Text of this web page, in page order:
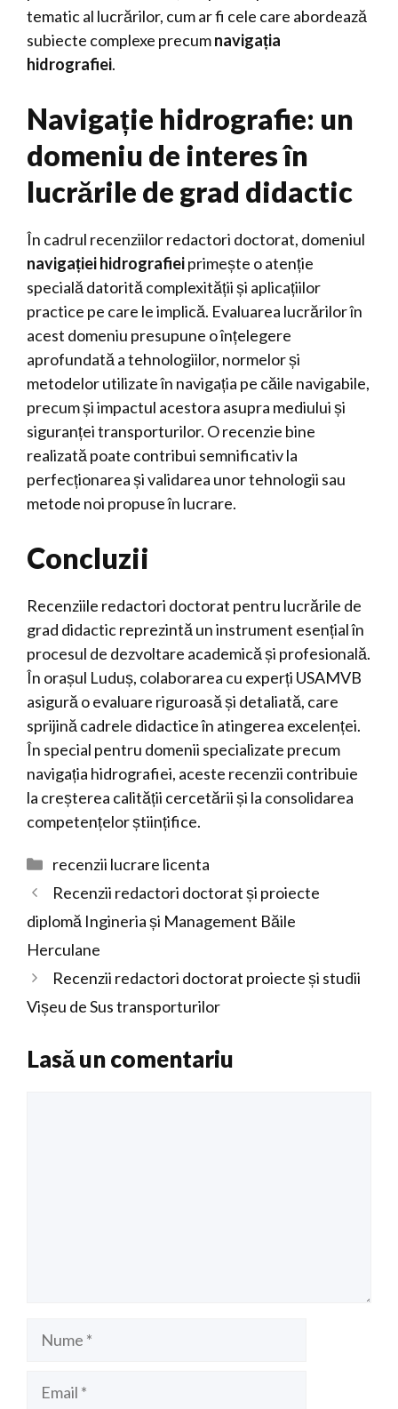
tematic al lucrărilor, cum ar fi cele care abordează
subiecte complexe precumnavigația
hidrografiei.
Navigație hidrografie: un
domeniu de interes în
lucrările de grad didactic
În cadrul recenziilor redactori doctorat, domeniul
navigației hidrografieiprimește o atenție
specială datorită complexității și aplicațiilor
practice pe care le implică. Evaluarea lucrărilor în
acest domeniu presupune o înțelegere
aprofundată a tehnologiilor, normelor și
metodelor utilizate în navigația pe căile navigabile,
precum și impactul acestora asupra mediului și
siguranței transporturilor. O recenzie bine
realizată poate contribui semnificativ la
perfecționarea și validarea unor tehnologii sau
metode noi propuse în lucrare.
Concluzii
Recenziile redactori doctorat pentru lucrările de
grad didactic reprezintă un instrument esențial în
procesul de dezvoltare academică și profesională.
În orașul Luduș, colaborarea cu experți USAMVB
asigură o evaluare riguroasă și detaliată, care
sprijină cadrele didactice în atingerea excelenței.
În special pentru domenii specializate precum
navigația hidrografiei, aceste recenzii contribuie
la creșterea calității cercetării și la consolidarea
competențelor științifice.
Categorii
recenzii lucrare licenta
Recenzii redactori doctorat și proiecte
diplomă Ingineria și Management Băile
Herculane
Recenzii redactori doctorat proiecte și studii
Vișeu de Sus transporturilor
Lasă un comentariu